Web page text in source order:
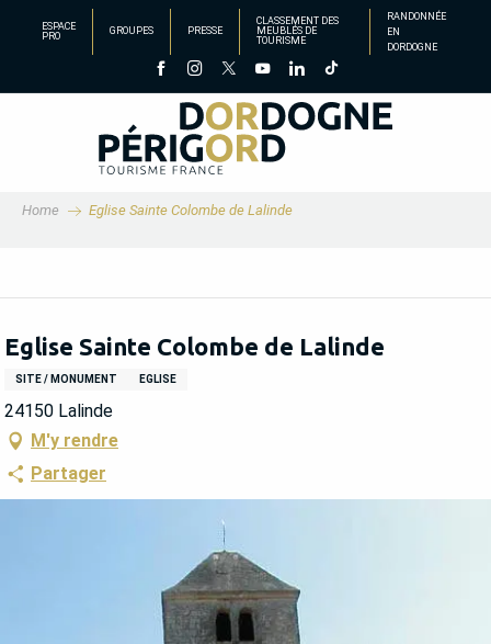
principal
ESPACE
PRO
GROUPES PRESSE
CLASSEMENT DES
MEUBLÉS DE
TOURISME
RANDONNÉE
EN
DORDOGNE
Home Eglise Sainte Colombe de Lalinde
Eglise Sainte Colombe de Lalinde
SITE / MONUMENT EGLISE
24150 Lalinde
M'y rendre
Partager